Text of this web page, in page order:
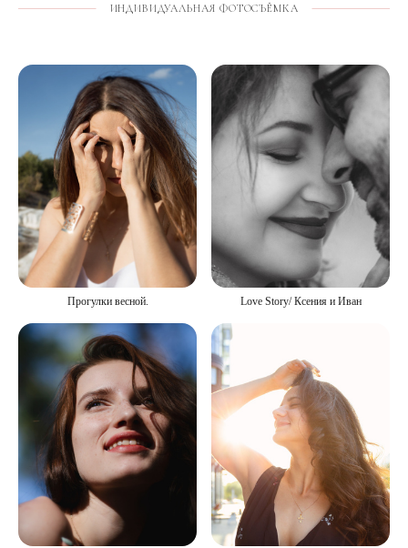
ИНДИВИДУАЛЬНАЯ ФОТОСЪЁМКА
Прогулки весной. Love Story/ Ксения и Иван